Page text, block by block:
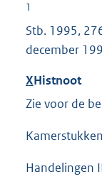
1
Stb. 1995,
december
XHistnoot
Zie voor de
Handelingen